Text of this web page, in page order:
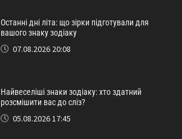
Останні дні літа: що зірки підготували для
вашого знаку зодіаку
07.08.2026 20:08
Найвеселіші знаки зодіаку: хто здатний
розсмішити вас до сліз?
05.08.2026 17:45